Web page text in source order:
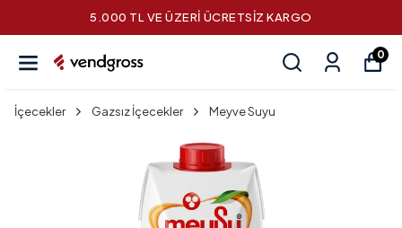
5.000 TL VE ÜZERİ ÜCRETSİZ KARGO
0
İçecekler Gazsız İçecekler Meyve Suyu